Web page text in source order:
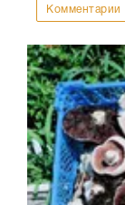
Комментарии